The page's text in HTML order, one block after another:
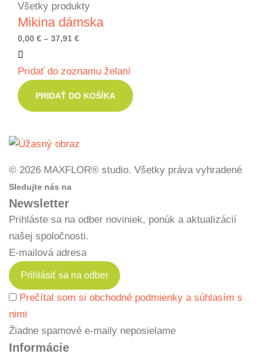
Všetky produkty
Mikina dámska
0,00 € – 37,91 €Price
0,00 €
Pridať do zoznamu želaní
PRIDAŤ DO KOŠÍKA
© 2026 MAXFLOR® studio. Všetky práva vyhradené
Sledujte nás na
Newsletter
Prihláste sa na odber noviniek, ponúk a aktualizácií
našej spoločnosti.
E-mailová adresa
Prečítal som si obchodné podmienky a súhlasím s
nimi
Žiadne spamové e-maily neposielame
Informácie